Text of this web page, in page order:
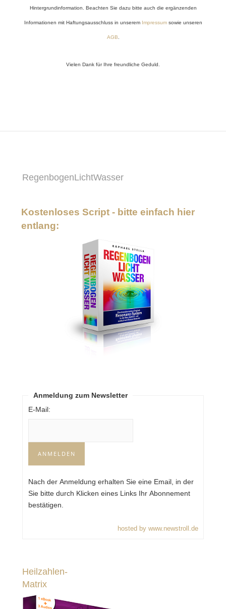
Hintergrundinformation. Beachten Sie dazu bitte auch die ergänzenden
Informationen mit Haftungsausschluss in unserem Impressumsowie unseren
AGB.
Vielen Dank für Ihre freundliche Geduld.
RegenbogenLichtWasser
Kostenloses Script - bitte einfach hier
entlang:
Anmeldung zum Newsletter
E-Mail:
Nach der Anmeldung erhalten Sie eine Email, in der
Sie bitte durch Klicken eines Links Ihr Abonnement
bestätigen.
hosted by www.newstroll.de
Heilzahlen-
Matrix